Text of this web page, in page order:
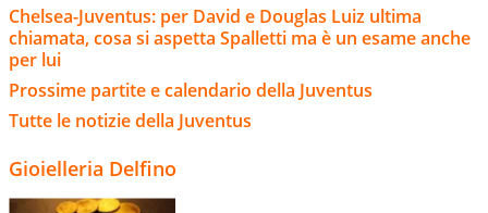
Chelsea-Juventus: per David e Douglas Luiz ultima
chiamata, cosa si aspetta Spalletti ma è un esame anche
per lui
Prossime partite e calendario della Juventus
Tutte le notizie della Juventus
Gioielleria Delfino